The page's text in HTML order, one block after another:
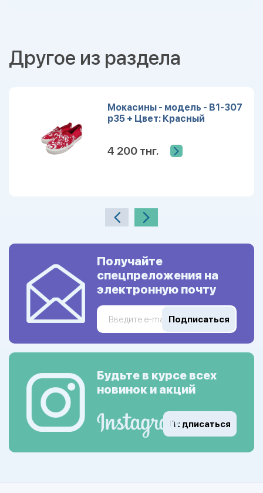
Другое из раздела
Мокасины - модель - B1-307
р35 + Цвет: Красный
4 200 тнг.
Получайте
спецпреложения на
электронную почту
Подписаться
Будьте в курсе всех
новинок и акций
Подписаться